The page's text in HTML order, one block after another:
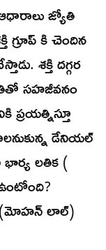
జ్యోతి
గ్రూప్ కి చెందిన
శక్తి దగ్గర
సహజీవనం
ప్రయత్నిస్తూ
డేనియల్
లతిక (
లాల్)